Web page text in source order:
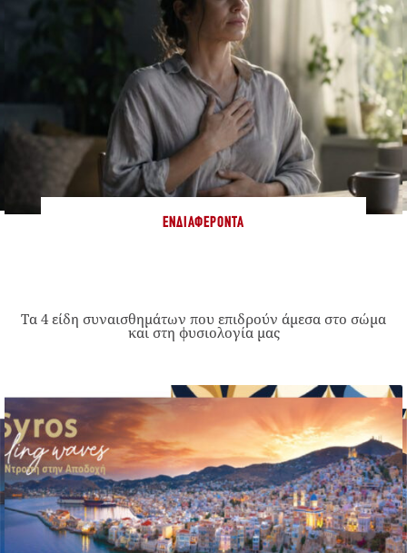
ΕΝΔΙΑΦΈΡΟΝΤΑ
Τα 4 είδη συναισθημάτων που επιδρούν άμεσα στο σώμα
και στη φυσιολογία μας